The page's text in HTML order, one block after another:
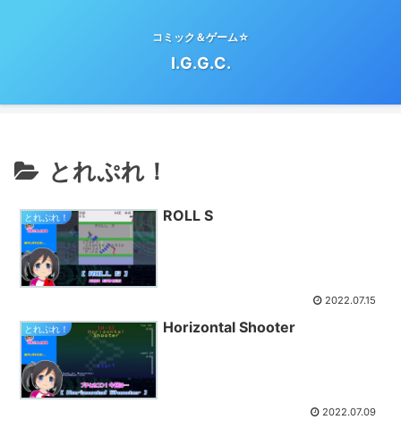
コミック＆ゲーム☆
I.G.G.C.
とれぷれ！
とれぷれ！ ROLL S
2022.07.15
とれぷれ！ Horizontal Shooter
2022.07.09